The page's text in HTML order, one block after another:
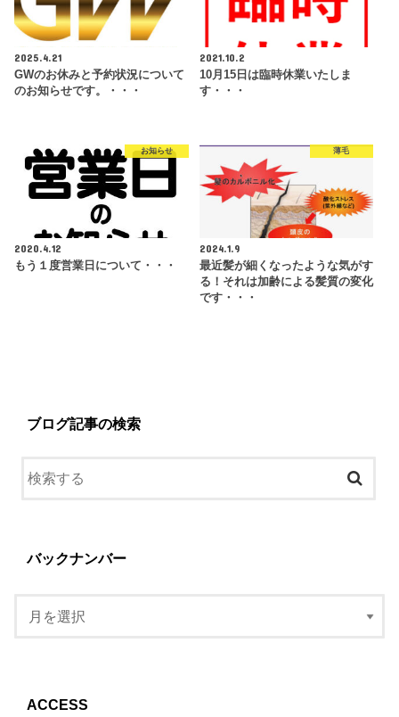
2025.4.21
GWのお休みと予約状況について
のお知らせです。・・・
2021.10.2
10月15日は臨時休業いたしま
す・・・
お知らせ
2020.4.12
もう１度営業日について・・・
薄毛
2024.1.9
最近髪が細くなったような気がす
る！それは加齢による髪質の変化
です・・・
ブログ記事の検索
バックナンバー
ACCESS